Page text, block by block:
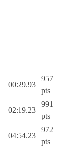
00:29.93
957
pts
02:19.23
991
pts
04:54.23
972
pts